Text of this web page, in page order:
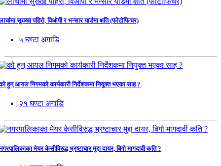
सुख्खा पहिरो, विओपी र भन्सार यार्डमा क्षति (फोटोफिचर)
५ घण्टा अगाडि
हुन् आयल निगमको कार्यकारी निर्देशकमा नियुक्त भएका साह ?
२१ घण्टा अगाडि
मेयर केसीविरुद्ध भ्रष्टाचार मुद्दा दायर, बिगो मागदावी कति ?